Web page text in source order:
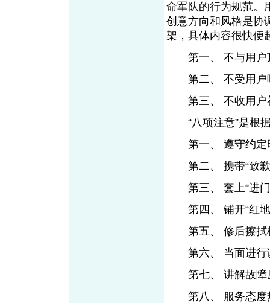
命军队的行为规范。
创意方向和风格是协
架，具体内容很快便
第一、 不与用户
第二、 不受用户
第三、 不收用户
“八项注意”是根据
第一、 遵守约定
第二、 携带“致歉
第三、 套上“进门
第四、 铺开“红地
第五、 修后擦拭
第六、 当面进行
第七、 讲解故障
第八、 服务态度